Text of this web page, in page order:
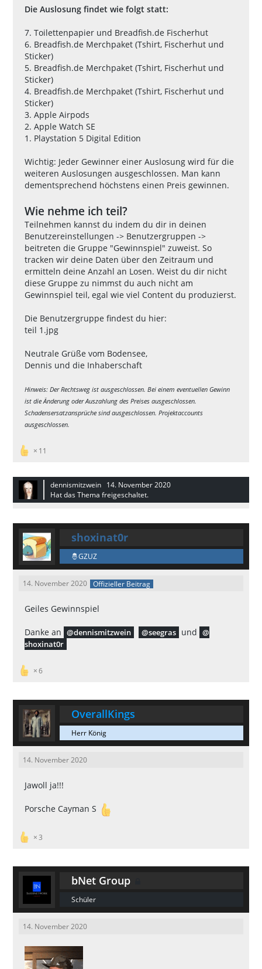
Die Auslosung findet wie folgt statt:
7. Toilettenpapier und Breadfish.de Fischerhut
6. Breadfish.de Merchpaket (Tshirt, Fischerhut und
Sticker)
5. Breadfish.de Merchpaket (Tshirt, Fischerhut und
Sticker)
4. Breadfish.de Merchpaket (Tshirt, Fischerhut und
Sticker)
3. Apple Airpods
2. Apple Watch SE
1. Playstation 5 Digital Edition
Wichtig: Jeder Gewinner einer Auslosung wird für die
weiteren Auslosungen ausgeschlossen. Man kann
dementsprechend höchstens einen Preis gewinnen.
Wie nehme ich teil?
Teilnehmen kannst du indem du dir in deinen
Benutzereinstellungen -> Benutzergruppen ->
beitreten die Gruppe "Gewinnspiel" zuweist. So
tracken wir deine Daten über den Zeitraum und
ermitteln deine Anzahl an Losen. Weist du dir nicht
diese Gruppe zu nimmst du auch nicht am
Gewinnspiel teil, egal wie viel Content du produzierst.
Die Benutzergruppe findest du hier:
teil 1.jpg
Neutrale Grüße vom Bodensee,
Dennis und die Inhaberschaft
Hinweis: Der Rechtsweg ist ausgeschlossen. Bei einem eventuellen Gewinn
ist die Änderung oder Auszahlung des Preises ausgeschlossen.
Schadensersatzansprüche sind ausgeschlossen. Projektaccounts
ausgeschlossen.
11
dennismitzwein 14. November 2020
Hat das Thema freigeschaltet.
shoxinat0r
GZUZ
14. November 2020 Offizieller Beitrag
Geiles Gewinnspiel
Danke an dennismitzwein seegras und
shoxinat0r
6
OverallKings
Herr König
14. November 2020
Jawoll ja!!!
Porsche Cayman S
3
bNet Group
Schüler
14. November 2020